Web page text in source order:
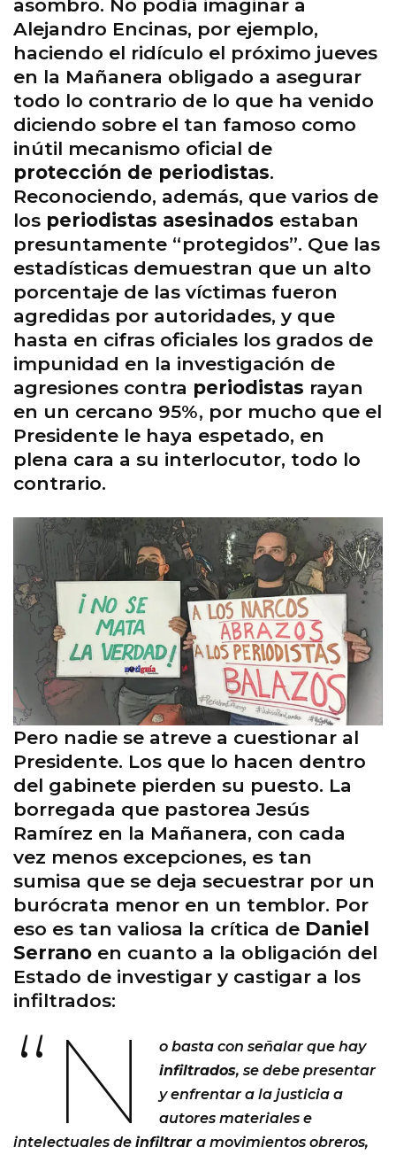
asombro. No podía imaginar a
Alejandro Encinas, por ejemplo,
haciendo el ridículo el próximo jueves
en la Mañanera obligado a asegurar
todo lo contrario de lo que ha venido
diciendo sobre el tan famoso como
inútil mecanismo oficial de
protección de periodistas.
Reconociendo, además, que varios de
los periodistas asesinados estaban
presuntamente “protegidos”. Que las
estadísticas demuestran que un alto
porcentaje de las víctimas fueron
agredidas por autoridades, y que
hasta en cifras oficiales los grados de
impunidad en la investigación de
agresiones contra periodistas rayan
en un cercano 95%, por mucho que el
Presidente le haya espetado, en
plena cara a su interlocutor, todo lo
contrario.
Pero nadie se atreve a cuestionar al
Presidente. Los que lo hacen dentro
del gabinete pierden su puesto. La
borregada que pastorea Jesús
Ramírez en la Mañanera, con cada
vez menos excepciones, es tan
sumisa que se deja secuestrar por un
burócrata menor en un temblor. Por
eso es tan valiosa la crítica de Daniel
Serrano en cuanto a la obligación del
Estado de investigar y castigar a los
infiltrados:
“N
o basta con señalar que hay
infiltrados, se debe presentar
y enfrentar a la justicia a
autores materiales e
intelectuales de infiltrar a movimientos obreros,